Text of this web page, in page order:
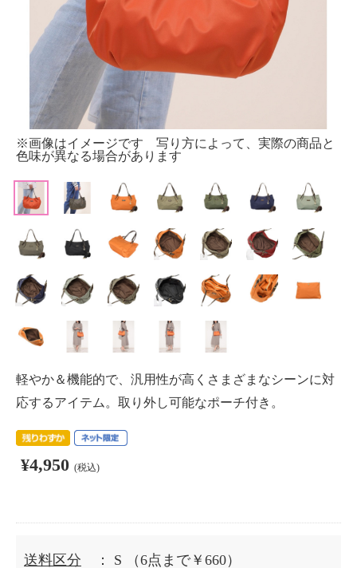
※画像はイメージです 写り方によって、実際の商品と
色味が異なる場合があります
軽やか＆機能的で、汎用性が高くさまざまなシーンに対
応するアイテム。取り外し可能なポーチ付き。
¥4,950 (税込)
送料区分 ： S
（6点まで￥660）